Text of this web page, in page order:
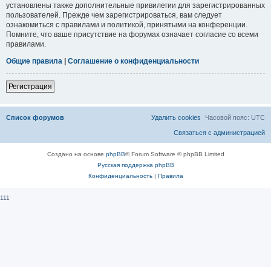
установлены также дополнительные привилегии для зарегистрированных
пользователей. Прежде чем зарегистрироваться, вам следует
ознакомиться с правилами и политикой, принятыми на конференции.
Помните, что ваше присутствие на форумах означает согласие со всеми
правилами.
Общие правила | Соглашение о конфиденциальности
Регистрация
Список форумов Часовой пояс: UTC
Удалить cookies
Связаться с администрацией
Создано на основе phpBB® Forum Software © phpBB Limited
Русская поддержка phpBB
Конфиденциальность| Правила
111